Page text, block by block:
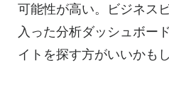
可能性が高い。ビジネス
入った分析ダッシュボー
イトを探す方がいいかも